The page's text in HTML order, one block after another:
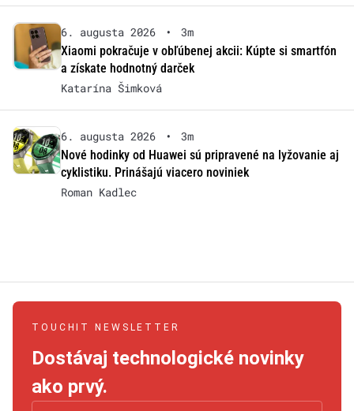
6. augusta 2026 •
3m
Xiaomi pokračuje v obľúbenej akcii: Kúpte si smartfón
a získate hodnotný darček
Katarína Šimková
6. augusta 2026 •
3m
Nové hodinky od Huawei sú pripravené na lyžovanie aj
cyklistiku. Prinášajú viacero noviniek
Roman Kadlec
TOUCHIT NEWSLETTER
Dostávaj technologické novinky
ako prvý.